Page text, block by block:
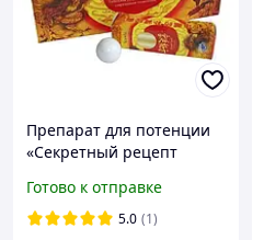
Препарат для потенции
«Секретный рецепт
Дракон), натуральные
тибетские шарики для
Готово к отправке
5.0 (1)